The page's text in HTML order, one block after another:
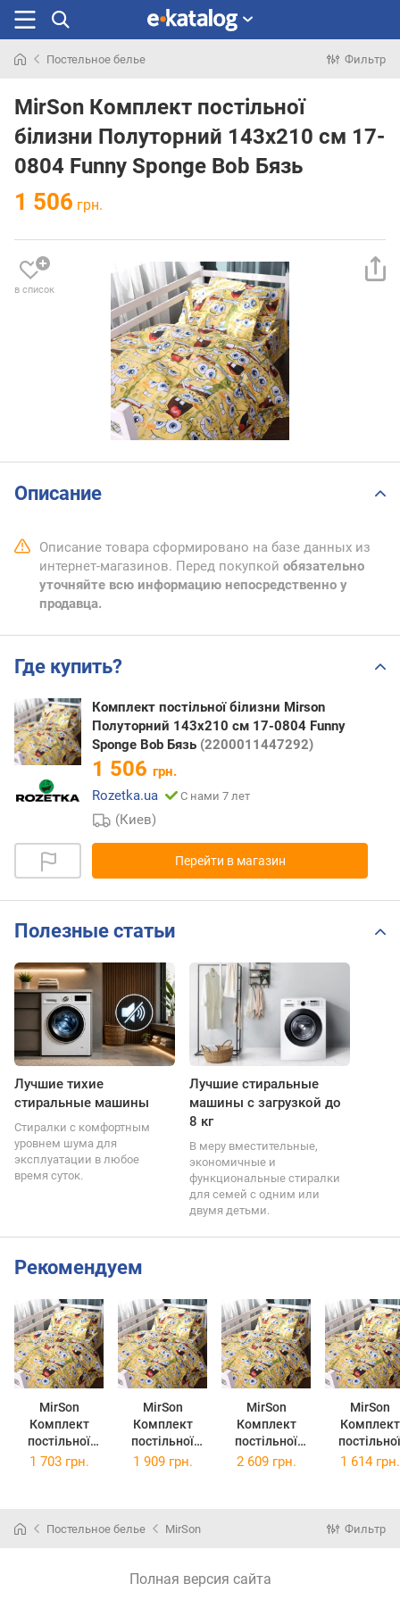
раньше
Постельное белье Фильтр
MirSon Комплект постільної
білизни Полуторний 143х210 см 17-
0804 Funny Sponge Bob Бязь
1 506 грн.
в список
Описание
Описание товара сформировано на базе данных из
интернет-магазинов. Перед покупкой обязательно
уточняйте всю информацию непосредственно у
продавца.
Где купить?
Комплект постільної білизни Mirson
Полуторний 143х210 см 17-0804 Funny
Sponge Bob Бязь (2200011447292)
1 506 грн.
Rozetka.ua
С нами 7 лет
(Киев)
Перейти в магазин
Полезные статьи
Лучшие тихие
стиральные машины
Стиралки с комфортным
уровнем шума для
эксплуатации в любое
время суток.
Лучшие стиральные
машины с загрузкой до
8 кг
В меру вместительные,
экономичные и
функциональные стиралки
для семей с одним или
двумя детьми.
Рекомендуем
MirSon
Комплект
постільної
білизни
Sponge Bob
MirSon
Комплект
постільної
білизни Євро
Бязь
MirSon
Комплект
постільної
білизни
MirSon
Комплект
постільної
білизни
Funny
1 703 грн. 1 909 грн. 2 609 грн. 1 614 грн.
Постельное белье MirSon Фильтр
Полная версия сайта